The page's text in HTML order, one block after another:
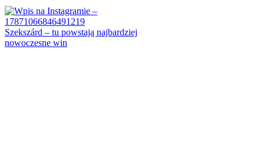
Szekszárd – tu powstają najbardziej
nowoczesne win